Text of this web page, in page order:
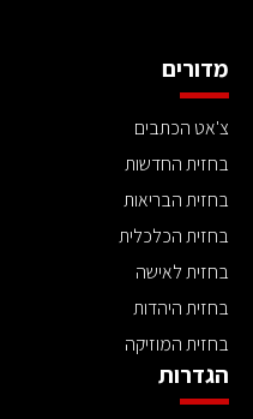
מדורים
צ'אט הכתבים
בחזית החדשות
בחזית הבריאות
בחזית הכלכלית
בחזית לאישה
בחזית היהדות
בחזית המוזיקה
הגדרות